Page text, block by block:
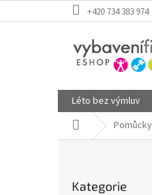
na
+420 734 383 974
Léto bez výmluv
Domů
kategorie
Kategorie